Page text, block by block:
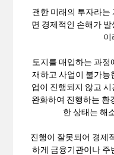
괜한 미래의 투자라는
면 경제적인 손해가
이
토지를 매입하는 과
재하고 사업이 불가능
업이 진행되지 않고
완화하여 진행하는 환
한 상태는 해
진행이 잘못되어 경제
하게 금융기관이나 주